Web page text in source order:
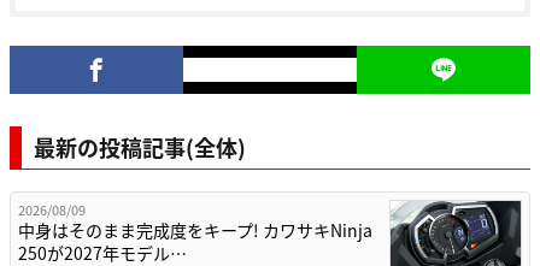
最新の投稿記事(全体)
2026/08/09
中身はそのまま完成度をキープ! カワサキNinja
250が2027年モデル…